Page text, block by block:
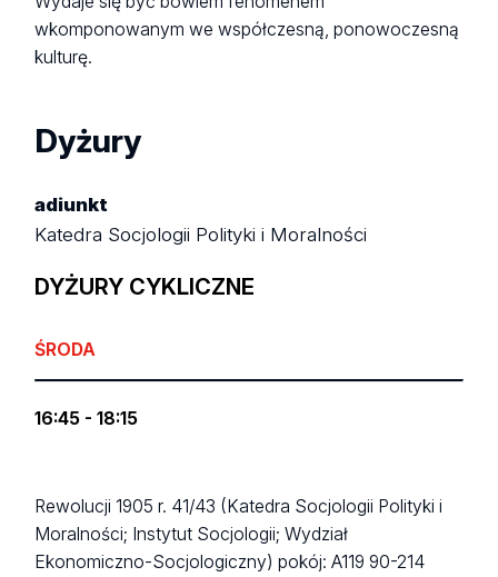
wkomponowanym we współczesną, ponowoczesną
kulturę.
Dyżury
adiunkt
Katedra Socjologii Polityki i Moralności
DYŻURY CYKLICZNE
ŚRODA
16:45 - 18:15
Rewolucji 1905 r. 41/43 (Katedra Socjologii Polityki i
Moralności; Instytut Socjologii; Wydział
Ekonomiczno-Socjologiczny)pokój: A11990-214